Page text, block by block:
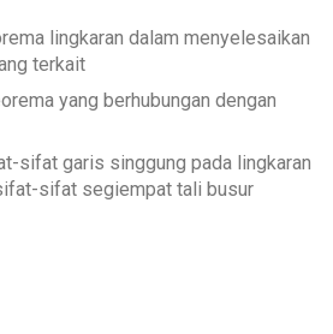
lingkaran dalam menyelesaikan
terkait
yang berhubungan dengan
sifat garis singgung pada lingkaran
sifat segiempat tali busur